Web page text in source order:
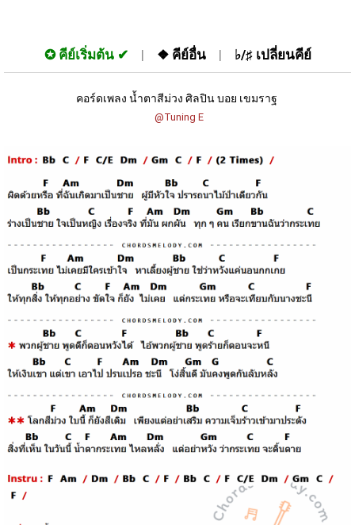
✪ คีย์เริ่มต้น ❖ คีย์อื่น ♭/♯ เปลี่ยนคีย์
คอร์ดเพลง น้ำตาสีม่วง ศิลปิน บอย เขมราฐ
@Tuning E